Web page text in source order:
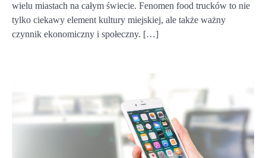
wielu miastach na całym świecie. Fenomen food trucków to nie
tylko ciekawy element kultury miejskiej, ale także ważny
czynnik ekonomiczny i społeczny. […]